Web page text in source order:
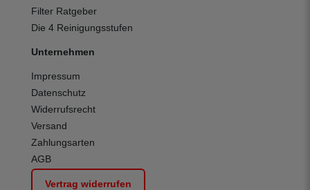
Filter Ratgeber
Die 4 Reinigungsstufen
Unternehmen
Impressum
Datenschutz
Widerrufsrecht
Versand
Zahlungsarten
AGB
Vertrag widerrufen